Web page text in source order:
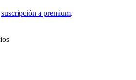
suscripción a premium.